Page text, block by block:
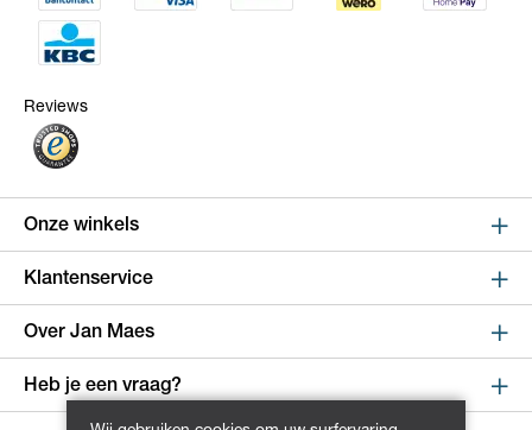
Reviews
Onze winkels
Sint Niklaas
Kapelstraat 100, shop 123
9100 Sint-Niklaas
Klantenservice
Online bestellen en betalen
Over Jan Maes
Over Jan Maes
Heb je een vraag?